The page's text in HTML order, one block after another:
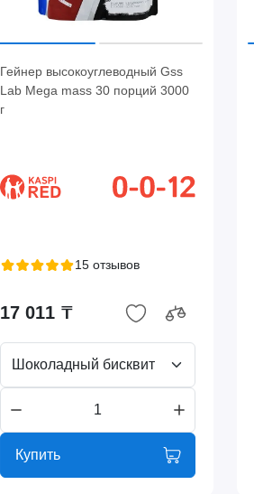
Гейнер высокоуглеводный Gss
Lab Mega mass 30 порций 3000
г
15 отзывов
17 011 ₸
Шоколадный бисквит
Купить